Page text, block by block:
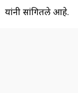
यांनी सांगितले आहे.